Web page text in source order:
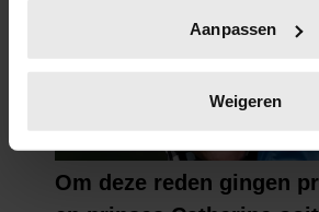
scannen op specifieke
verwerkt en stel uw voorkeuren in het
intrekken in de Cookieverklaring.
We gebruiken cookies om content en
Aanpassen
Weigeren